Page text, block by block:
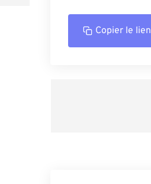
Copier le lien